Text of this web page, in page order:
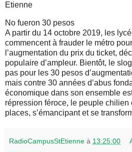
Etienne
No fueron 30 pesos
A partir du 14 octobre 2019, les
commencent à frauder le métro
l’augmentation du prix du ticket,
populaire d’ampleur. Bientôt, le
pas pour les 30 pesos
mais contre 30 années d’abus
économique dans son ensemble
répression féroce, le peuple chilien
places, s’émancipant et se
RadioCampusStEtienne à 13:25:00